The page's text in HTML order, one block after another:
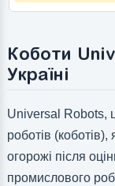
Коботи
Україні
Universal Robots,
роботів
огорожі після
промислового